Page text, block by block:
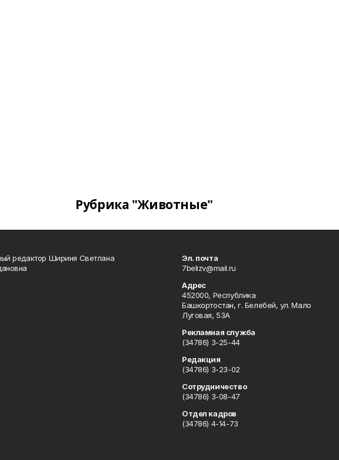
Рубрика "Животные"
редактор Шириня Светлана
Эл. почта
7belizv@mail.ru
Адрес
452000, Республика
Башкортостан, г. Белебей, ул. Мало
Луговая, 53А
Рекламная служба
(34786) 3-25-44
Редакция
(34786) 3-23-02
Сотрудничество
(34786) 3-08-47
Отдел кадров
(34786) 4-14-73